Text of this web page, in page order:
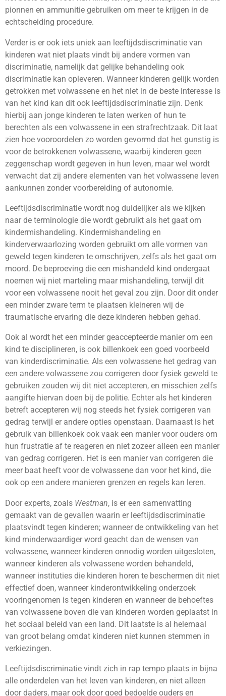
pionnen en ammunitie gebruiken om meer te krijgen in de
echtscheiding procedure.
Verder is er ook iets uniek aan leeftijdsdiscriminatie van
kinderen wat niet plaats vindt bij andere vormen van
discriminatie, namelijk dat gelijke behandeling ook
discriminatie kan opleveren. Wanneer kinderen gelijk worden
getrokken met volwassene en het niet in de beste interesse is
van het kind kan dit ook leeftijdsdiscriminatie zijn. Denk
hierbij aan jonge kinderen te laten werken of hun te
berechten als een volwassene in een strafrechtzaak. Dit laat
zien hoe vooroordelen zo worden gevormd dat het gunstig is
voor de betrokkenen volwassene, waarbij kinderen geen
zeggenschap wordt gegeven in hun leven, maar wel wordt
verwacht dat zij andere elementen van het volwassene leven
aankunnen zonder voorbereiding of autonomie.
Leeftijdsdiscriminatie wordt nog duidelijker als we kijken
naar de terminologie die wordt gebruikt als het gaat om
kindermishandeling. Kindermishandeling en
kinderverwaarlozing worden gebruikt om alle vormen van
geweld tegen kinderen te omschrijven, zelfs als het gaat om
moord. De beproeving die een mishandeld kind ondergaat
noemen wij niet marteling maar mishandeling, terwijl dit
voor een volwassene nooit het geval zou zijn. Door dit onder
een minder zware term te plaatsen kleineren wij de
traumatische ervaring die deze kinderen hebben gehad.
Ook al wordt het een minder geaccepteerde manier om een
kind te disciplineren, is ook billenkoek een goed voorbeeld
van kinderdiscriminatie. Als een volwassene het gedrag van
een andere volwassene zou corrigeren door fysiek geweld te
gebruiken zouden wij dit niet accepteren, en misschien zelfs
aangifte hiervan doen bij de politie. Echter als het kinderen
betreft accepteren wij nog steeds het fysiek corrigeren van
gedrag terwijl er andere opties openstaan. Daarnaast is het
gebruik van billenkoek ook vaak een manier voor ouders om
hun frustratie af te reageren en niet zozeer alleen een manier
van gedrag corrigeren. Het is een manier van corrigeren die
meer baat heeft voor de volwassene dan voor het kind, die
ook op een andere manieren grenzen en regels kan leren.
Door experts, zoals Westman, is er een samenvatting
gemaakt van de gevallen waarin er leeftijdsdiscriminatie
plaatsvindt tegen kinderen; wanneer de ontwikkeling van het
kind minderwaardiger word geacht dan de wensen van
volwassene, wanneer kinderen onnodig worden uitgesloten,
wanneer kinderen als volwassene worden behandeld,
wanneer instituties die kinderen horen te beschermen dit niet
effectief doen, wanneer kinderontwikkeling onderzoek
vooringenomen is tegen kinderen en wanneer de behoeftes
van volwassene boven die van kinderen worden geplaatst in
het sociaal beleid van een land. Dit laatste is al helemaal
van groot belang omdat kinderen niet kunnen stemmen in
verkiezingen.
Leeftijdsdiscriminatie vindt zich in rap tempo plaats in bijna
alle onderdelen van het leven van kinderen, en niet alleen
door daders, maar ook door goed bedoelde ouders en